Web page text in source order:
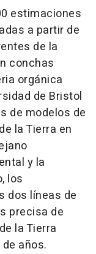
estimaciones
a partir de
de la
conchas
orgánica
de Bristol
de modelos de
la Tierra en
y la
los
dos líneas de
precisa de
la Tierra
años.